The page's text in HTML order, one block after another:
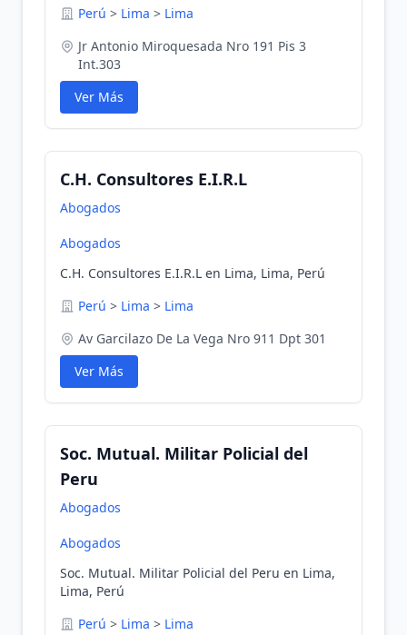
Perú > Lima > Lima
Jr Antonio Miroquesada Nro 191 Pis 3
Int.303
Ver Más
C.H. Consultores E.I.R.L
Abogados
Abogados
C.H. Consultores E.I.R.L en Lima, Lima, Perú
Perú > Lima > Lima
Av Garcilazo De La Vega Nro 911 Dpt 301
Ver Más
Soc. Mutual. Militar Policial del
Peru
Abogados
Abogados
Soc. Mutual. Militar Policial del Peru en Lima,
Lima, Perú
Perú > Lima > Lima